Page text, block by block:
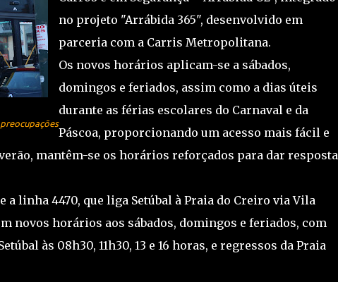
no projeto "Arrábida 365", desenvolvido em
parceria com a Carris Metropolitana.
Os novos horários aplicam-se a sábados,
domingos e feriados, assim como a dias úteis
durante as férias escolares do Carnaval e da
Páscoa, proporcionando um acesso mais fácil e
mantêm-se os horários reforçados para dar resposta
linha 4470, que liga Setúbal à Praia do Creiro via Vila
novos horários aos sábados, domingos e feriados, com
às 08h30, 11h30, 13 e 16 horas, e regressos da Praia